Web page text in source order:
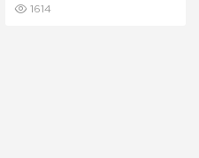
1614